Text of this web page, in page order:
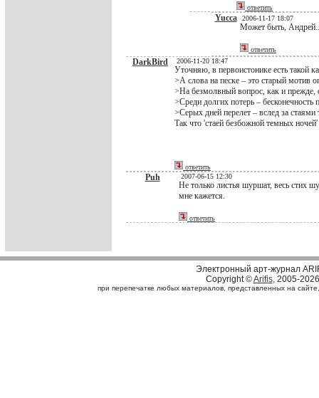
ответить
Yucca 2006-11-17 18:07
Может быть,
ответить
DarkBird 2006-11-20 18:47
Уточняю, в первоистонике есть такой
>А слова на песке – это старый мотив
>На безмолвный вопрос, как и прежде,
>Среди долгих потерь – бесконечность
>Серых дней перелет – вслед за
Так что 'стаей безбожной темных
ответить
Puh 2007-06-15 12:30
Не только листья шуршат, весь стих
мне кажется.
ответить
Электронный арт-журнал
Copyright ©Arifis, 2005-2026
при перепечатке любых материалов, представленных на